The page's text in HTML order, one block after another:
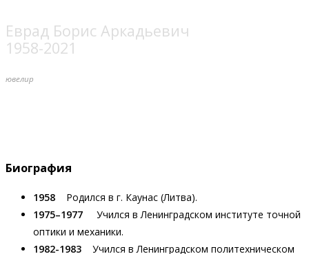
Еврад Борис Аркадьевич
1958-2021
ювелир
Биография
1958 Родился в г. Каунас (Литва).
1975–1977 Учился в Ленинградском институте точной
оптики и механики.
1982-1983 Учился в Ленинградском политехническом